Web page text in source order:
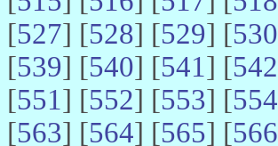
[527] [528] [529] [530
[539] [540] [541] [542
[551] [552] [553] [554
[563] [564] [565] [566